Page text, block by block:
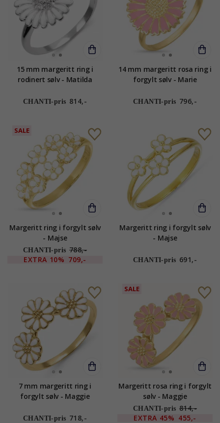
15 mm margeritt ring i
rodinert sølv - Matilda
CHANTI-pris 814,-
14 mm margeritt rosa ring i
forgylt sølv - Marie
CHANTI-pris 796,-
SALE
Margeritt ring i forgylt sølv
- Majse
CHANTI-pris 788,-
EXTRA 10% 709,-
Margeritt ring i forgylt sølv
- Majse
CHANTI-pris 691,-
7 mm margeritt ring i
forgylt sølv - Maggie
CHANTI-pris 718,-
SALE
Margeritt rosa ring i forgylt
sølv - Maggie
CHANTI-pris 814,-
EXTRA 45% 455,-